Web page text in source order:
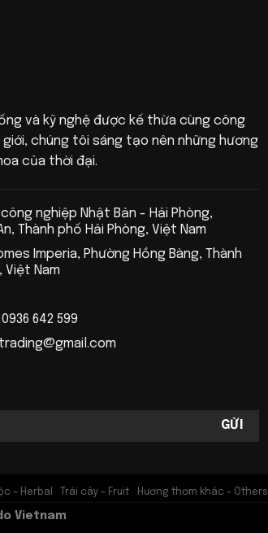
và kỹ nghệ được kế thừa cùng công
chúng tôi sáng tạo nên những hương
của thời đại.
nghiệp Nhật Bản - Hải Phòng,
Thành phố Hải Phòng, Việt Nam
Imperia, Phường Hồng Bàng, Thành
Việt Nam
642 599
– Herbal Trái cây – Fruit Hương thơm khác – Others
Vietnam